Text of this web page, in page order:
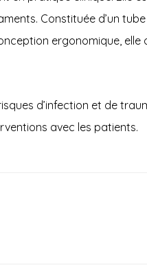
Constituée d’un
ergonomique,
d’infection et de
avec les patients.